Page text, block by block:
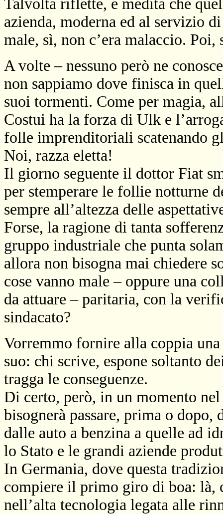
Talvolta riflette, e medita che
azienda, moderna ed al servizio
male, sì, non c’era malaccio. Poi,
A volte – nessuno però ne
non sappiamo dove finisca in
suoi tormenti. Come per magia,
Costui ha la forza di Ulk e
folle imprenditoriali scatenando
Noi, razza eletta!
Il giorno seguente il dottor Fiat
per stemperare le follie notturne
sempre all’altezza delle
Forse, la ragione di tanta
gruppo industriale che punta
allora non bisogna mai chiedere
cose vanno male – oppure una
da attuare – paritaria, con la
sindacato?
Vorremmo fornire alla coppia
suo: chi scrive, espone soltanto
tragga le conseguenze.
Di certo, però, in un momento
bisognerà passare, prima o
dalle auto a benzina a quelle ad
lo Stato e le grandi aziende
In Germania, dove questa
compiere il primo giro di boa: là,
nell’alta tecnologia legata alle